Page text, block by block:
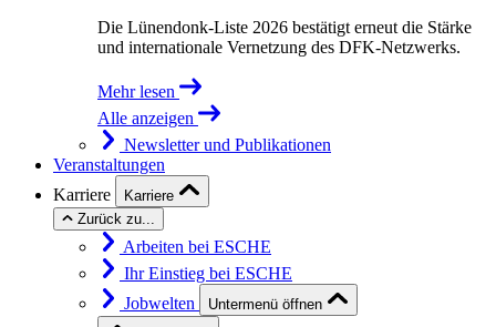
Die Lünendonk-Liste 2026 bestätigt erneut die Stärke
und internationale Vernetzung des DFK-Netzwerks.
Mehr lesen
Alle anzeigen
Newsletter und Publikationen
Veranstaltungen
Karriere
Karriere
Zurück zu...
Arbeiten bei ESCHE
Ihr Einstieg bei ESCHE
Jobwelten
Untermenü öffnen